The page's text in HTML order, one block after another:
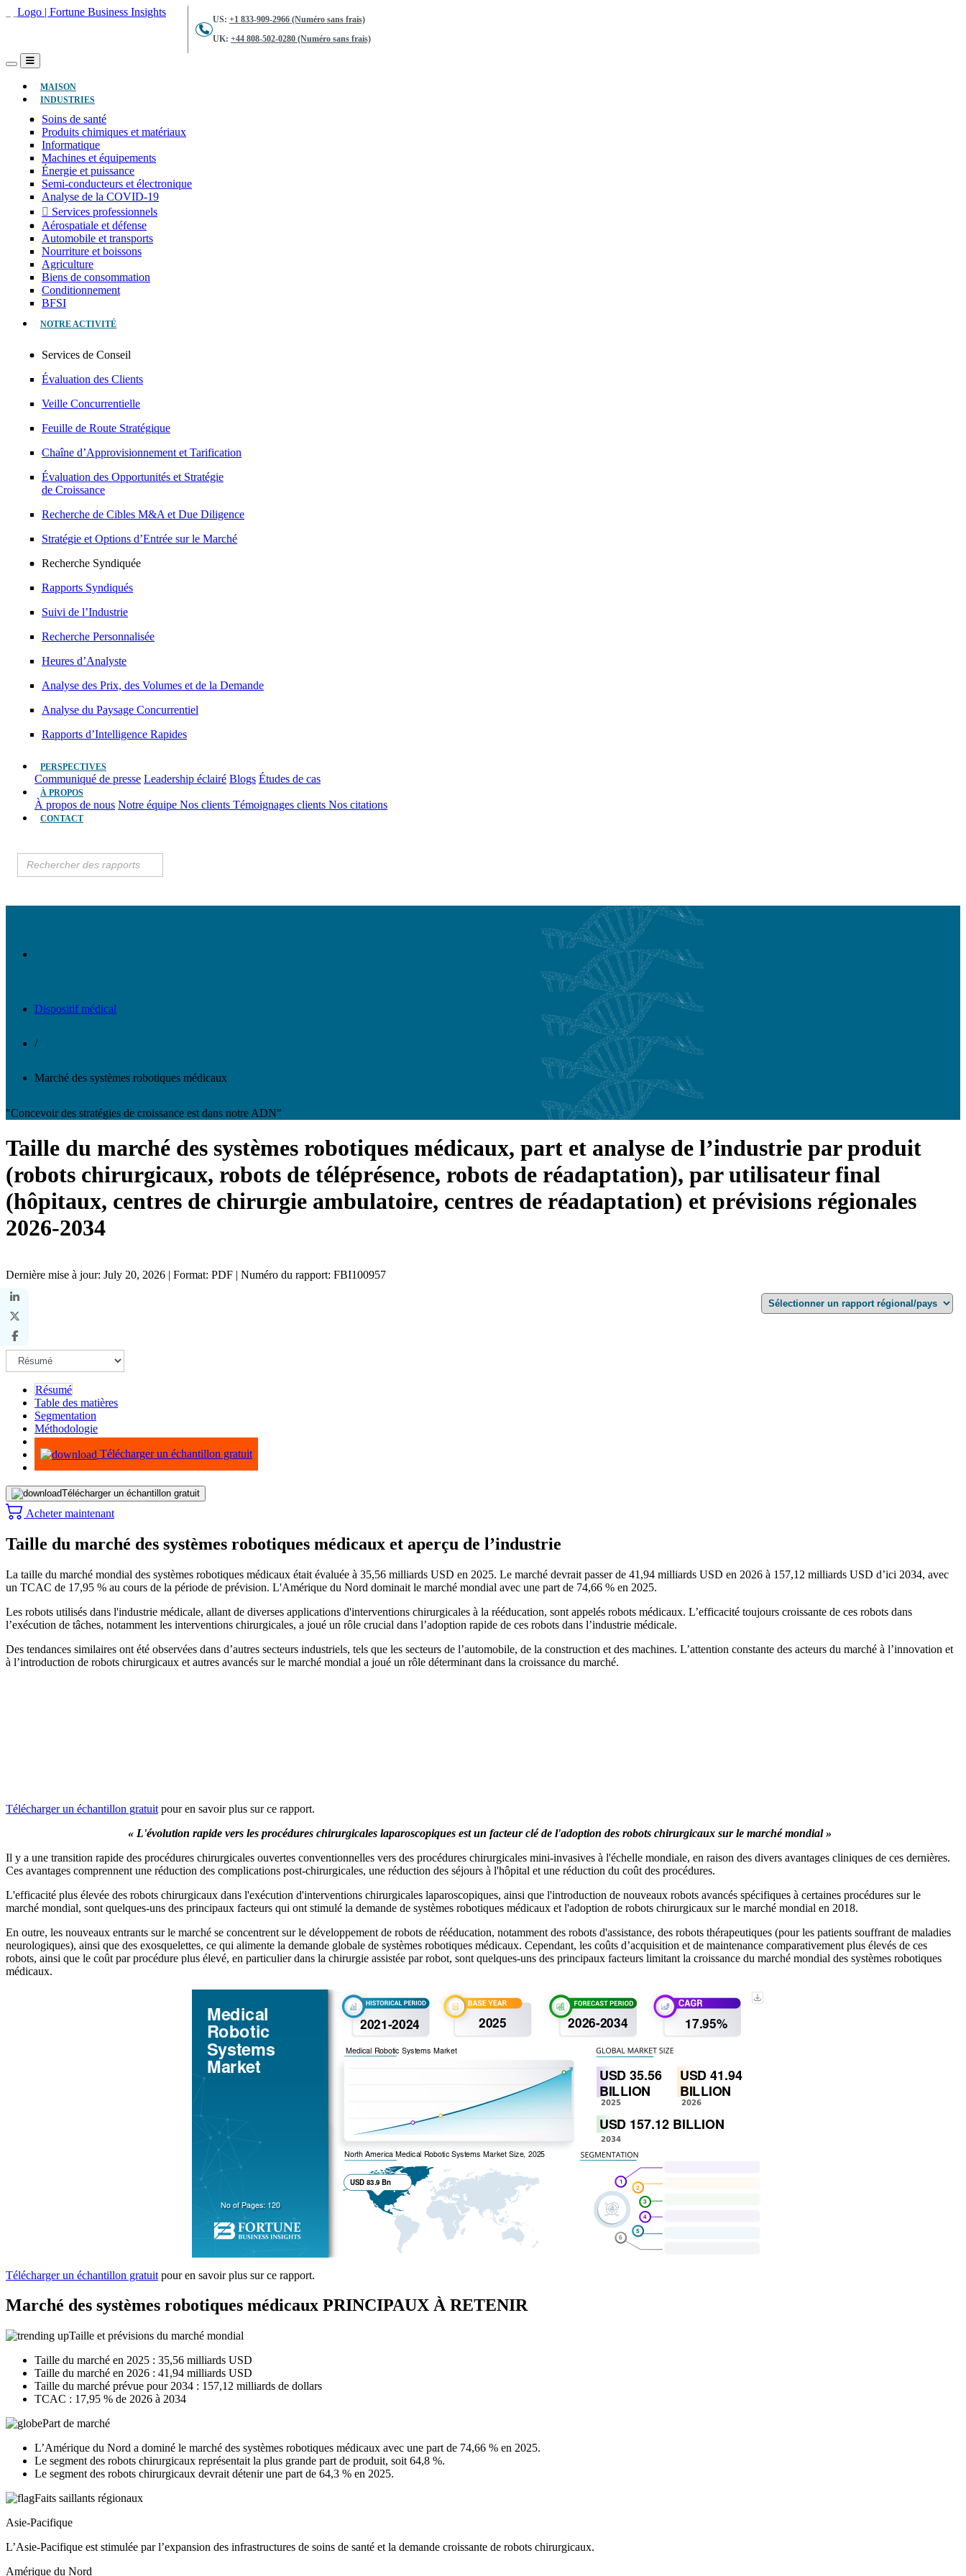
US: +1 833-909-2966 (Numéro sans frais)
UK: +44 808-502-0280 (Numéro sans frais)
MAISON(ACTUEL)
INDUSTRIES
Soins de santé
Produits chimiques et matériaux
Informatique
Machines et équipements
Énergie et puissance
Semi-conducteurs et électronique
Analyse de la COVID-19
Services professionnels
Aérospatiale et défense
Automobile et transports
Nourriture et boissons
Agriculture
Biens de consommation
Conditionnement
BFSI
NOTRE ACTIVITÉ
Services de Conseil
Évaluation des Clients
Veille Concurrentielle
Feuille de Route Stratégique
Chaîne d’Approvisionnement et Tarification
Évaluation des Opportunités et Stratégie
de Croissance
Recherche de Cibles M&A et Due Diligence
Stratégie et Options d’Entrée sur le Marché
Recherche Syndiquée
Rapports Syndiqués
Suivi de l’Industrie
Recherche Personnalisée
Heures d’Analyste
Analyse des Prix, des Volumes et de la Demande
Analyse du Paysage Concurrentiel
Rapports d’Intelligence Rapides
PERSPECTIVES
Communiqué de presse Leadership éclairé Blogs Études de cas
À PROPOS
À propos de nous Notre équipe Nos clients Témoignages clients Nos citations
CONTACT
Dispositif médical
/
Marché des systèmes robotiques médicaux
"Concevoir des stratégies de croissance est dans notre ADN"
Taille du marché des systèmes robotiques médicaux, part et analyse de l’industrie par produit
(robots chirurgicaux, robots de téléprésence, robots de réadaptation), par utilisateur final
(hôpitaux, centres de chirurgie ambulatoire, centres de réadaptation) et prévisions régionales
2026-2034
Dernière mise à jour: July 20, 2026 | Format: PDF | Numéro du rapport: FBI100957
Résumé
Table des matières
Segmentation
Méthodologie
Infographie
Télécharger un échantillon gratuit
Télécharger un échantillon gratuit
Acheter maintenant
Taille du marché des systèmes robotiques médicaux et aperçu de l’industrie
La taille du marché mondial des systèmes robotiques médicaux était évaluée à 35,56 milliards USD en 2025. Le marché devrait passer de 41,94 milliards USD en 2026 à 157,12 milliards USD d’ici 2034, avec
un TCAC de 17,95 % au cours de la période de prévision. L'Amérique du Nord dominait le marché mondial avec une part de 74,66 % en 2025.
Les robots utilisés dans l'industrie médicale, allant de diverses applications d'interventions chirurgicales à la rééducation, sont appelés robots médicaux. L’efficacité toujours croissante de ces robots dans
l’exécution de tâches, notamment les interventions chirurgicales, a joué un rôle crucial dans l’adoption rapide de ces robots dans l’industrie médicale.
Des tendances similaires ont été observées dans d’autres secteurs industriels, tels que les secteurs de l’automobile, de la construction et des machines. L’attention constante des acteurs du marché à l’innovation et
à l’introduction de robots chirurgicaux et autres avancés sur le marché mondial a joué un rôle déterminant dans la croissance du marché.
Télécharger un échantillon gratuit pour en savoir plus sur ce rapport.
« L'évolution rapide vers les procédures chirurgicales laparoscopiques est un facteur clé de l'adoption des robots chirurgicaux sur le marché mondial »
Il y a une transition rapide des procédures chirurgicales ouvertes conventionnelles vers des procédures chirurgicales mini-invasives à l'échelle mondiale, en raison des divers avantages cliniques de ces dernières.
Ces avantages comprennent une réduction des complications post-chirurgicales, une réduction des séjours à l'hôpital et une réduction du coût des procédures.
L'efficacité plus élevée des robots chirurgicaux dans l'exécution d'interventions chirurgicales laparoscopiques, ainsi que l'introduction de nouveaux robots avancés spécifiques à certaines procédures sur le
marché mondial, sont quelques-uns des principaux facteurs qui ont stimulé la demande de systèmes robotiques médicaux et l'adoption de robots chirurgicaux sur le marché mondial en 2018.
En outre, les nouveaux entrants sur le marché se concentrent sur le développement de robots de rééducation, notamment des robots d'assistance, des robots thérapeutiques (pour les patients souffrant de maladies
neurologiques), ainsi que des exosquelettes, ce qui alimente la demande globale de systèmes robotiques médicaux. Cependant, les coûts d’acquisition et de maintenance comparativement plus élevés de ces
robots, ainsi que le coût par procédure plus élevé, en particulier dans la chirurgie assistée par robot, sont quelques-uns des principaux facteurs limitant la croissance du marché mondial des systèmes robotiques
médicaux.
Télécharger un échantillon gratuit pour en savoir plus sur ce rapport.
Marché des systèmes robotiques médicaux PRINCIPAUX À RETENIR
Taille et prévisions du marché mondial
Taille du marché en 2025 : 35,56 milliards USD
Taille du marché en 2026 : 41,94 milliards USD
Taille du marché prévue pour 2034 : 157,12 milliards de dollars
TCAC : 17,95 % de 2026 à 2034
Part de marché
L’Amérique du Nord a dominé le marché des systèmes robotiques médicaux avec une part de 74,66 % en 2025.
Le segment des robots chirurgicaux représentait la plus grande part de produit, soit 64,8 %.
Le segment des robots chirurgicaux devrait détenir une part de 64,3 % en 2025.
Faits saillants régionaux
Asie-Pacifique
L’Asie-Pacifique est stimulée par l’expansion des infrastructures de soins de santé et la demande croissante de robots chirurgicaux.
Amérique du Nord